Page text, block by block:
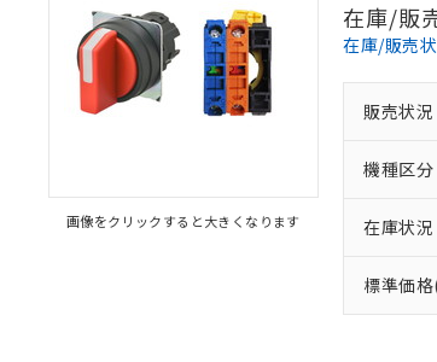
画像をクリックすると大きくなります
在庫/販
在庫/販売
販売状況
機種区分
在庫状況
標準価